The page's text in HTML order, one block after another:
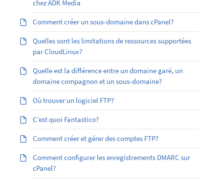
chez ADK Media
Comment créer un sous-domaine dans cPanel?
Quelles sont les limitations de ressources supportées
par CloudLinux?
Quelle est la différence entre un domaine garé, un
domaine compagnon et un sous-domaine?
Où trouver un logiciel FTP?
C’est quoi Fantastico?
Comment créer et gérer des comptes FTP?
Comment configurer les enregistrements DMARC sur
cPanel?